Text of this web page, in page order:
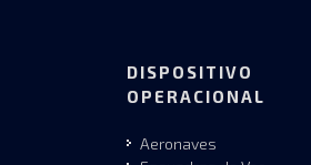
DISPOSITIVO
OPERACIONAL
Aeronaves